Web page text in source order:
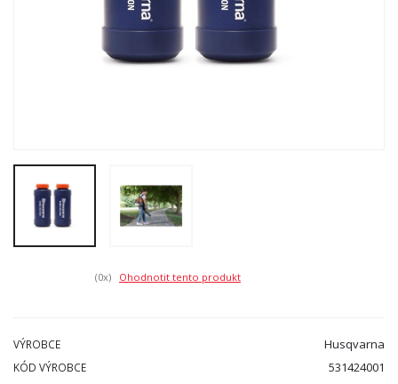
(0x) Ohodnotit tento produkt
VÝROBCE Husqvarna
KÓD VÝROBCE 531424001